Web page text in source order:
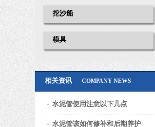
挖沙船
模具
相关资讯 COMPANY NEWS
水泥管使用注意以下几点
水泥管该如何修补和后期养护